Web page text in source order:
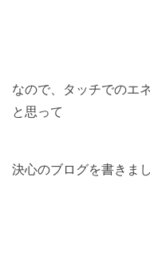
なので、タッチでのエ
と思って
決心のブログを書きま